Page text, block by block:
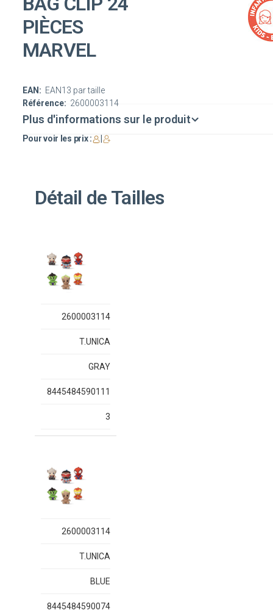
PIÈCES
MARVEL
Référence: 2600003114
EAN: EAN13 par taille
Plus d'informations sur le produit
Pour voir les prix :
Détail de Tailles
2600003114
T.UNICA
GRAY
8445484590111
3
2600003114
T.UNICA
BLUE
8445484590074